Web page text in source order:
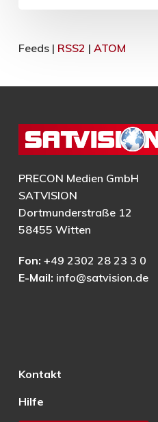
Feeds | RSS2 | ATOM
PRECON Medien GmbH
SATVISION
Dortmunderstraße 12
58455 Witten
Fon: +49 2302 28 23 3 0
E-Mail: info@satvision.de
Kontakt
Hilfe